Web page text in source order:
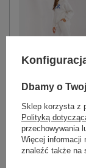
Dbamy o
Sklep korzysta z
Polityką
przechowywania
Więcej informacji
znaleźć także na